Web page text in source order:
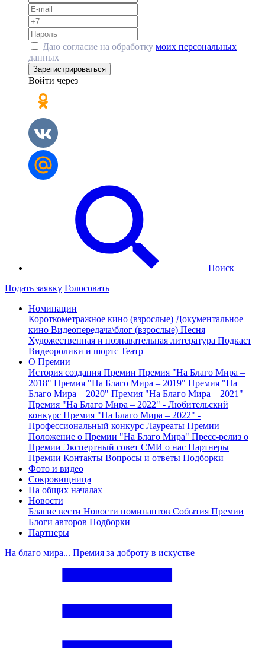
Даю согласие на обработку моих персональных
данных
Зарегистрироваться
Войти через
Поиск
Подать заявку Голосовать
Номинации
Короткометражное кино (взрослые) Документальное
кино Видеопередача\блог (взрослые) Песня
Художественная и познавательная литература Подкаст
Видеоролики и шортс Театр
О Премии
История создания Премии Премия "На Благо Мира –
2018" Премия "На Благо Мира – 2019" Премия "На
Благо Мира – 2020" Премия "На Благо Мира – 2021"
Премия "На Благо Мира – 2022" - Любительский
конкурс Премия "На Благо Мира – 2022" -
Профессиональный конкурс Лауреаты Премии
Положение о Премии "На Благо Мира" Пресс-релиз о
Премии Экспертный совет СМИ о нас Партнеры
Премии Контакты Вопросы и ответы Подборки
Фото и видео
Сокровищница
На общих началах
Новости
Благие вести Новости номинантов События Премии
Блоги авторов Подборки
Партнеры
На благо мира... Премия за доброту в искустве